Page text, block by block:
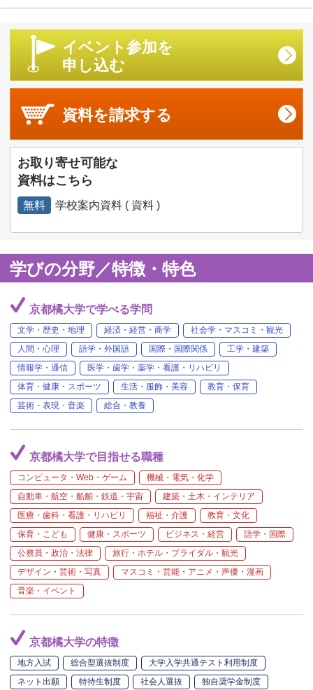
イベント参加を
申し込む
資料を請求する
お取り寄せ可能な
資料はこちら
無料 学校案内資料 ( 資料 )
学びの分野／特徴・特色
京都橘大学で学べる学問
文学・歴史・地理 経済・経営・商学
社会学・マスコミ・観光
人間・心理
語学・外国語 国際・国際関係
工学・建築
情報学・通信
医学・歯学・薬学・看護・リハビリ
体育・健康・スポーツ
生活・服飾・美容
教育・保育
芸術・表現・音楽
総合・教養
京都橘大学で目指せる職種
コンピュータ・Web・ゲーム
機械・電気・化学
自動車・航空・船舶・鉄道・宇宙
建築・土木・インテリア
医療・歯科・看護・リハビリ
福祉・介護
教育・文化
保育・こども
健康・スポーツ ビジネス・経営
語学・国際
公務員・政治・法律
旅行・ホテル・ブライダル・観光
デザイン・芸術・写真
マスコミ・芸能・アニメ・声優・漫画
音楽・イベント
京都橘大学の特徴
地方入試 総合型選抜制度
大学入学共通テスト利用制度
ネット出願
特待生制度 社会人選抜
独自奨学金制度